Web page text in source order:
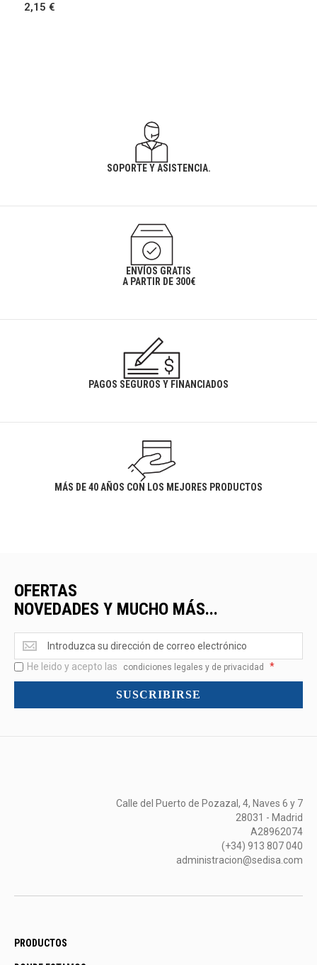
2,15 €
SOPORTE Y ASISTENCIA.
ENVÍOS GRATIS
A PARTIR DE 300€
PAGOS SEGUROS Y FINANCIADOS
MÁS DE 40 AÑOS CON LOS MEJORES PRODUCTOS
OFERTAS
NOVEDADES Y MUCHO MÁS...
Ofertas
<br>Novedades
y
mucho
He leido y acepto las condiciones legales y de privacidad *
SUSCRIBIRSE
Calle del Puerto de Pozazal, 4, Naves 6 y 7
28031 - Madrid
A28962074
(+34) 913 807 040
administracion@sedisa.com
PRODUCTOS